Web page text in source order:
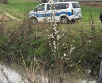
Ekonomi
Emet
Foto Galeri
Gediz